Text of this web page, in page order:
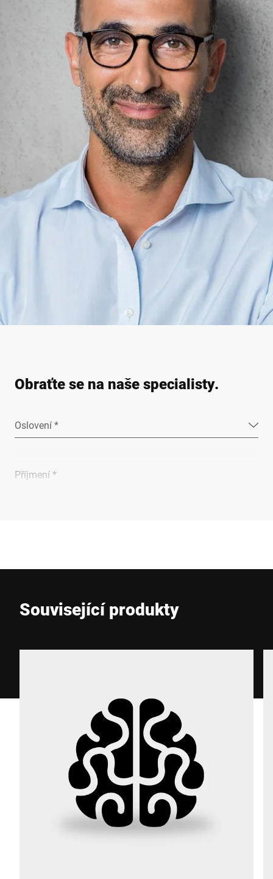
Obraťte se na naše specialisty.
Oslovení *
Příjmení *
E-mail *
Poštovní směrovací číslo *
Související produkty